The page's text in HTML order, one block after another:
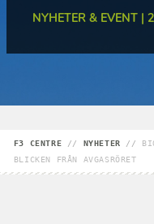
NYHETER & EVENT
F3 CENTRE // NYHETER //
BLICKEN FRÅN AVGASRÖRET